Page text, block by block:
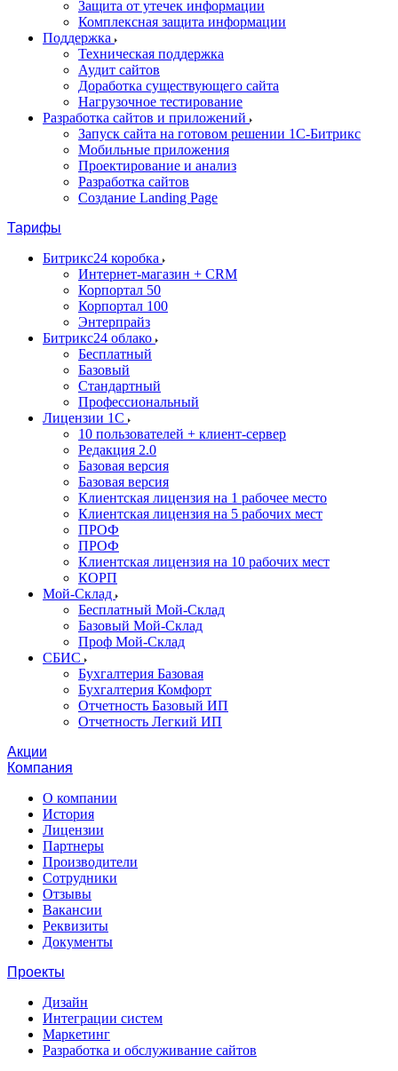
Защита от утечек информации
Комплексная защита информации
Поддержка
Техническая поддержка
Аудит сайтов
Доработка существующего сайта
Нагрузочное тестирование
Разработка сайтов и приложений
Запуск сайта на готовом решении 1С-Битрикс
Мобильные приложения
Проектирование и анализ
Разработка сайтов
Создание Landing Page
Тарифы
Битрикс24 коробка
Интернет-магазин + CRM
Корпортал 50
Корпортал 100
Энтерпрайз
Битрикс24 облако
Бесплатный
Базовый
Стандартный
Профессиональный
Лицензии 1С
10 пользователей + клиент-сервер
Редакция 2.0
Базовая версия
Базовая версия
Клиентская лицензия на 1 рабочее место
Клиентская лицензия на 5 рабочих мест
ПРОФ
ПРОФ
Клиентская лицензия на 10 рабочих мест
КОРП
Мой-Склад
Бесплатный Мой-Склад
Базовый Мой-Склад
Проф Мой-Склад
СБИС
Бухгалтерия Базовая
Бухгалтерия Комфорт
Отчетность Базовый ИП
Отчетность Легкий ИП
Акции
Компания
О компании
История
Лицензии
Партнеры
Производители
Сотрудники
Отзывы
Вакансии
Реквизиты
Документы
Проекты
Дизайн
Интеграции систем
Маркетинг
Разработка и обслуживание сайтов